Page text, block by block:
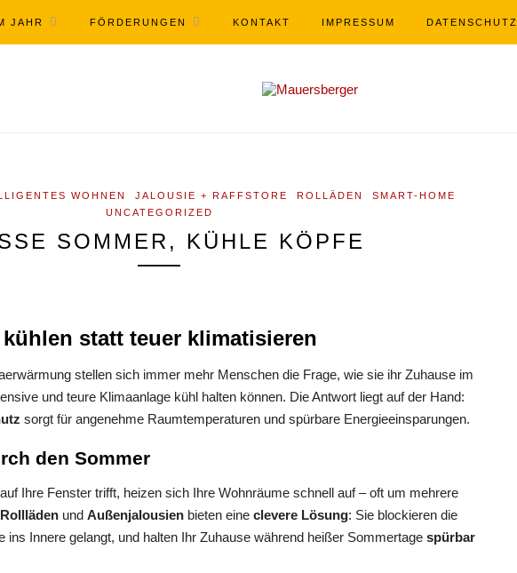
JAHR FÖRDERUNGEN KONTAKT IMPRESSUM DATENSCHUTZ
WOHNEN JALOUSIE + RAFFSTORE ROLLÄDEN
SMART-HOME
UNCATEGORIZED
SOMMER, KÜHLE KÖPFE
statt teuer klimatisieren
stellen sich immer mehr Menschen die Frage, wie sie ihr Zuhause im
und teure Klimaanlage kühl halten können. Die Antwort liegt auf der Hand:
sorgt für angenehme Raumtemperaturen und spürbare Energieeinsparungen.
den Sommer
Ihre Fenster trifft, heizen sich Ihre Wohnräume schnell auf – oft um mehrere
und Außenjalousien bieten eine clevere Lösung: Sie blockieren die
ins Innere gelangt, und halten Ihr Zuhause während heißer Sommertage spürbar